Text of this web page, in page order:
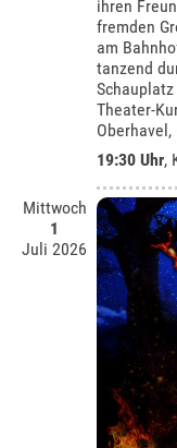
ihren
fremden
am
tanzend
Theater-
19:30 Uhr,
Mittwoch
1
Juli 2026